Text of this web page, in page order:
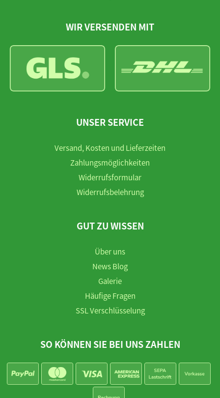
WIR VERSENDEN MIT
UNSER SERVICE
Versand, Kosten und Lieferzeiten
Zahlungsmöglichkeiten
Widerrufsformular
Widerrufsbelehrung
GUT ZU WISSEN
Über uns
News Blog
Galerie
Häufige Fragen
SSL Verschlüsselung
SO KÖNNEN SIE BEI UNS ZAHLEN